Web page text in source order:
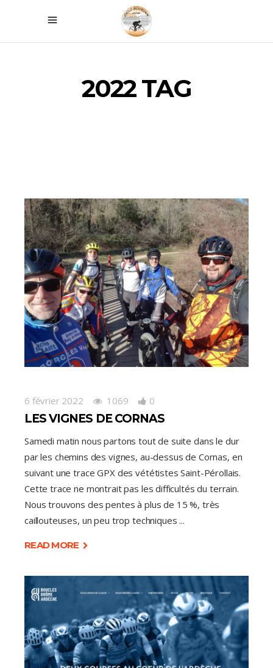
2022 TAG
6 février 2022 1069 0
LES VIGNES DE CORNAS
Samedi matin nous partons tout de suite dans le dur
par les chemins des vignes, au-dessus de Cornas, en
suivant une trace GPX des vététistes Saint-Pérollais.
Cette trace ne montrait pas les difficultés du terrain.
Nous trouvons des pentes à plus de 15 %, très
caillouteuses, un peu trop techniques
READ MORE